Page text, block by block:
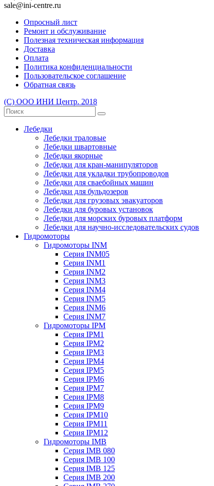
sale@ini-centre.ru
Опросный лист
Ремонт и обслуживание
Полезная техническая информация
Доставка
Оплата
Политика конфиденциальности
Пользовательское соглашение
Обратная связь
(С) ООО ИНИ Центр. 2018
Лебедки
Лебедки траловые
Лебедки швартовные
Лебедки якорные
Лебедки для кран-манипуляторов
Лебедки для укладки трубопроводов
Лебедки для сваебойных машин
Лебедки для бульдозеров
Лебедки для грузовых эвакуаторов
Лебедки для буровых установок
Лебедки для морских буровых платформ
Лебедки для научно-исследовательских судов
Гидромоторы
Гидромоторы INM
Серия INM05
Серия INM1
Серия INM2
Серия INM3
Серия INM4
Серия INM5
Серия INM6
Серия INM7
Гидромоторы IPM
Серия IPM1
Серия IPM2
Серия IPM3
Серия IPM4
Серия IPM5
Серия IPM6
Серия IPM7
Серия IPM8
Серия IPM9
Серия IPM10
Серия IPM11
Серия IPM12
Гидромоторы IMB
Серия IMB 080
Серия IMB 100
Серия IMB 125
Серия IMB 200